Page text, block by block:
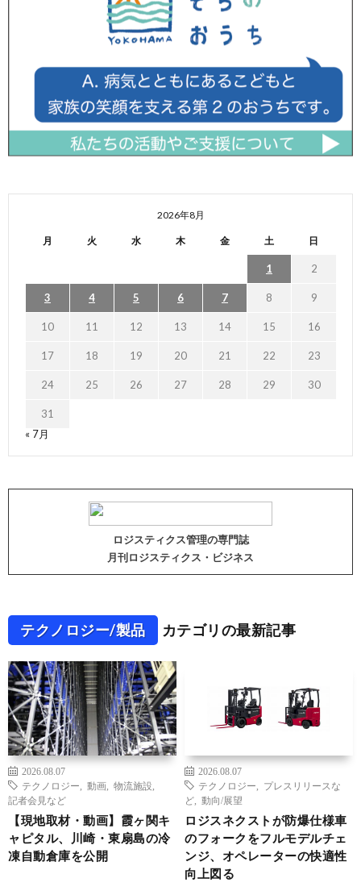
2026年8月
月 火 水 木 金 土 日
1 2
3 4 5 6 7 8 9
10 11 12 13 14 15 16
17 18 19 20 21 22 23
24 25 26 27 28 29 30
31
« 7月
ロジスティクス管理の専門誌
月刊ロジスティクス・ビジネス
テクノロジー/製品 カテゴリの最新記事
2026.08.07
テクノロジー
動画 物流施設
記者会見など
【現地取材・動画】霞ヶ関キ
ャピタル、川崎・東扇島の冷
凍自動倉庫を公開
2026.08.07
テクノロジー
プレスリリースな
ど
動向/展望
ロジスネクストが防爆仕様車
のフォークをフルモデルチェ
ンジ、オペレーターの快適性
向上図る